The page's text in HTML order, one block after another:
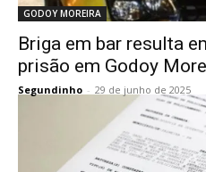
GODOY MOREIRA
Briga em bar resulta
prisão em Godoy
Segundinho - 29 de junho de 2025